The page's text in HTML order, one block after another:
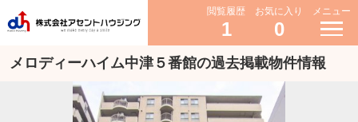
閲覧履歴
1
お気に入り
0
メニュー
メロディーハイム中津５番館の過去掲載物件情報